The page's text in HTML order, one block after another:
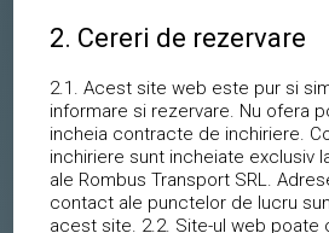
2. Cereri de rezervare
2.1. Acest site web este pur si
informare si rezervare. Nu ofera
incheia contracte de inchiriere.
inchiriere sunt incheiate exclusiv
ale Rombus Transport SRL.
contact ale punctelor de lucru
acest site. 2.2. Site-ul web poate